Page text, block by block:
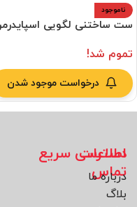
ناموجود
ست ساختنی لگویی
تموم شد!
درخواست موجود شدن
اطلاعات
تماس
دسترسی سریع
درباره ما
بلاگ